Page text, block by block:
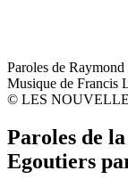
Paroles de
Musique de Francis
© LES
Paroles de
Egoutiers